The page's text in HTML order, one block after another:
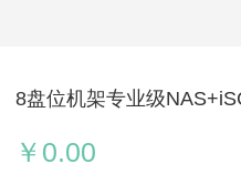
8盘位机架专业级
￥0.00